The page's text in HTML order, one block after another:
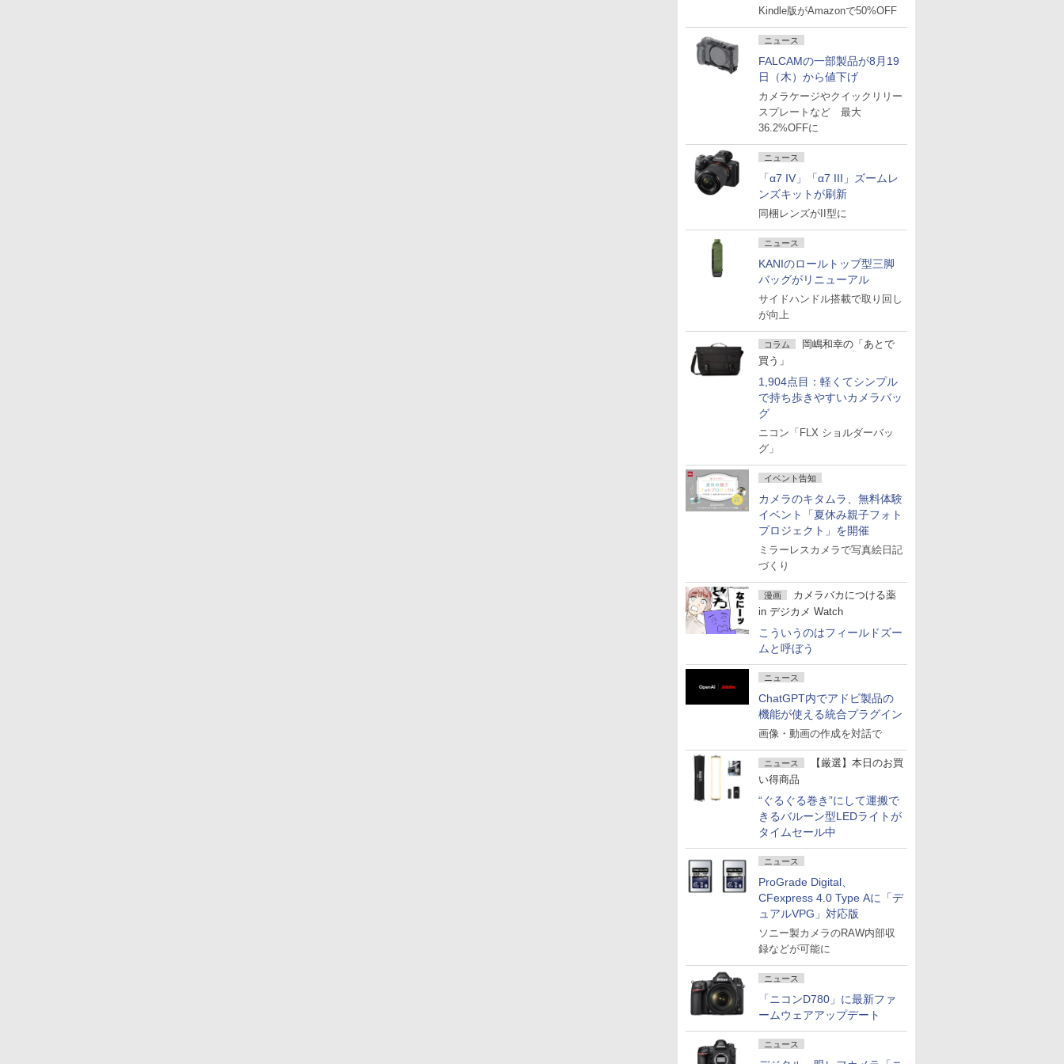
Kindle版がAmazonで50%OFF
ニュース
FALCAMの一部製品が8月19
日（木）から値下げ
カメラケージやクイックリリー
スプレートなど 最大
36.2%OFFに
ニュース
「α7 IV」「α7 III」ズームレ
ンズキットが刷新
同梱レンズがII型に
ニュース
KANIのロールトップ型三脚
バッグがリニューアル
サイドハンドル搭載で取り回し
が向上
コラム
岡嶋和幸の「あとで
買う」
1,904点目：軽くてシンプル
で持ち歩きやすいカメラバッ
グ
ニコン「FLX ショルダーバッ
グ」
イベント告知
カメラのキタムラ、無料体験
イベント「夏休み親子フォト
プロジェクト」を開催
ミラーレスカメラで写真絵日記
づくり
漫画
カメラバカにつける薬
in デジカメ Watch
こういうのはフィールドズー
ムと呼ぼう
ニュース
ChatGPT内でアドビ製品の
機能が使える統合プラグイン
画像・動画の作成を対話で
ニュース
【厳選】本日のお買
い得商品
“ぐるぐる巻き”にして運搬で
きるバルーン型LEDライトが
タイムセール中
ニュース
ProGrade Digital、
CFexpress 4.0 Type Aに「デ
ュアルVPG」対応版
ソニー製カメラのRAW内部収
録などが可能に
ニュース
「ニコンD780」に最新ファ
ームウェアアップデート
ニュース